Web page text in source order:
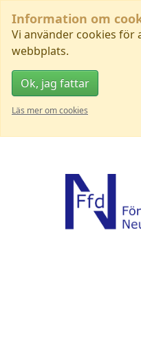
Information om
Vi använder cookies för
webbplats.
Ok, jag fattar
Läs mer om cookies